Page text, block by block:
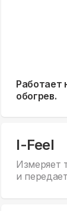
Работает
обогрев.
I-Feel
Измеряет
и